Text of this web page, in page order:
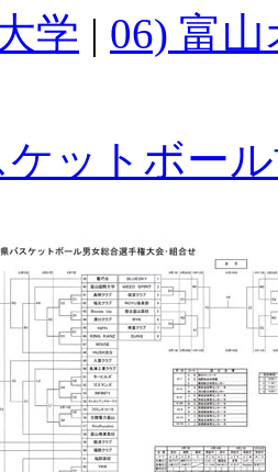
学 | 06) 富
ットボー